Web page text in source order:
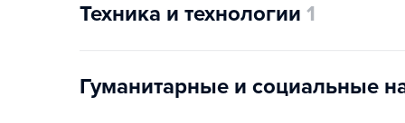
Техника и технологии 1
Гуманитарные и социальные